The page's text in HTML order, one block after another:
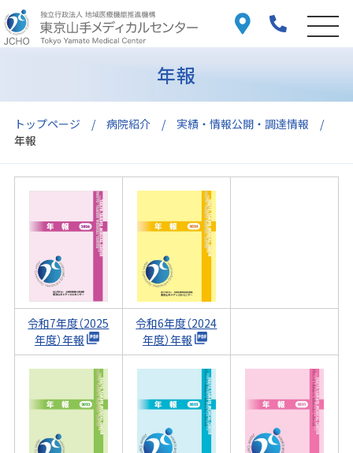
トップページ 病院紹介
実績・情報公開・調達情報
年報
年報
令和7年度（2025
年度）年報
令和6年度（2024
年度）年報